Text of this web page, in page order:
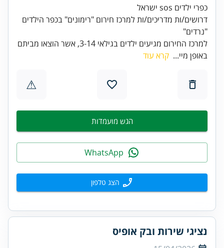
כפרי ילדים sos ישראל
דרושים/ות מדריכים/ות למרכז חירום "רימונים" בכפר הילדים
"נרדים"
למרכז החירום מגיעים ילדים בגילאי 3-14, אשר הוצאו מביתם
באופן מיי... קרא עוד
⚠
הגש מועמדות
הצג טלפון
נציגי שירות ובק אופיס